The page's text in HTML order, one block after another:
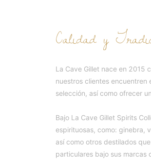
Calidad y
La Cave Gillet nace en 2015
nuestros clientes
selección, así como ofrecer
Bajo La Cave Gillet Spirits
espirituosas, como: ginebra,
así como otros destilados
particulares bajo sus marcas